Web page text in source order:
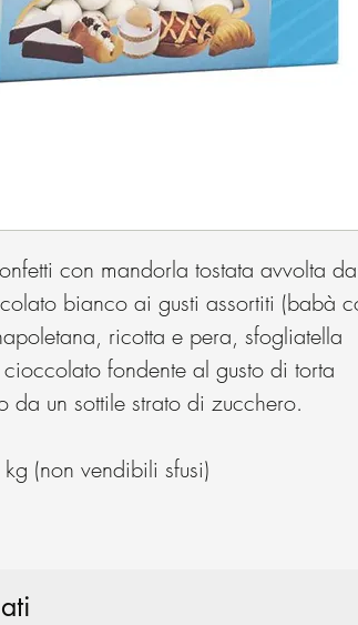
con mandorla tostata avvolta da
bianco ai gusti assortiti (babà
ricotta e pera, sfogliatella
fondente al gusto di torta
da un sottile strato di zucchero.
(non vendibili sfusi)